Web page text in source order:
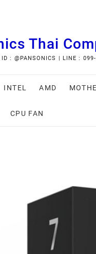
Thai
ID : @PANSONICS | LINE :
INTEL AMD
CPU FAN